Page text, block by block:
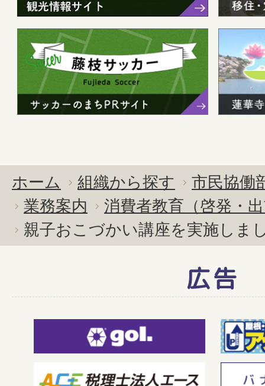
ホーム 組織から探す
市民協働
業務案内
消費者教育（啓発・
親子おこづかい講座を実施しま
広告